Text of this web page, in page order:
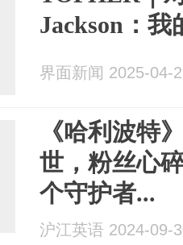
Jackson：我
界面新闻 2025-04-
《哈利波特
世，粉丝心
个守护者...
沪江英语 2024-09-